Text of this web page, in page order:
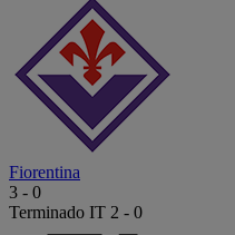
Fiorentina
3 - 0
Terminado IT 2 - 0